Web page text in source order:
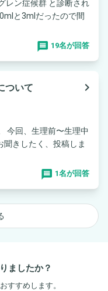
レン症候群 と診断され
と3mlだったので間
19名が回答
ついて
navigate_next
きしたく、投稿しま
1名が回答
ましたか？
すすめします。